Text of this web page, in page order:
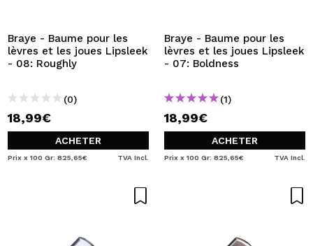
En créant un compte sur Maquibeauty.fr vous pourrez
effectuer vos achats rapidement, vérifier l'état de vos
commandes et consulter vos opérations précédentes.
Braye - Baume pour les
lèvres et les joues Lipsleek
- 08: Roughly
(0)
18,99€
ACHETER
Prix x 100 Gr: 825,65€ TVA Incl.
Braye - Baume pour les
lèvres et les joues Lipsleek
- 07: Boldness
(1)
18,99€
ACHETER
Prix x 100 Gr: 825,65€ TVA Incl.